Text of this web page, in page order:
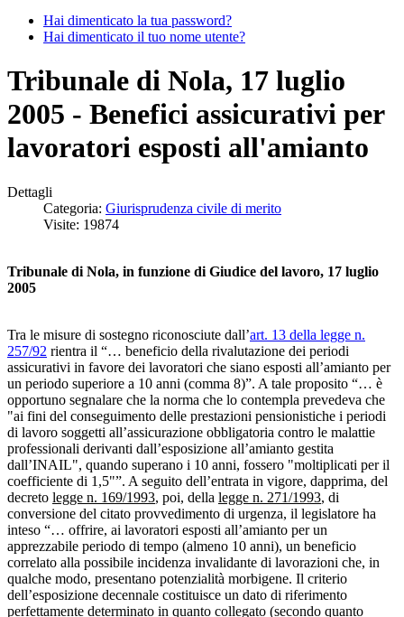
Hai dimenticato la tua password?
Hai dimenticato il tuo nome utente?
Tribunale di Nola, 17 luglio
2005 - Benefici assicurativi per
lavoratori esposti all'amianto
Dettagli
Categoria: Giurisprudenza civile di merito
Visite: 19874
Tribunale di Nola, in funzione di Giudice del lavoro, 17 luglio
2005
Tra le misure di sostegno riconosciute dall’art. 13 della legge n.
257/92 rientra il “… beneficio della rivalutazione dei periodi
assicurativi in favore dei lavoratori che siano esposti all’amianto per
un periodo superiore a 10 anni (comma 8)”. A tale proposito “… è
opportuno segnalare che la norma che lo contempla prevedeva che
"ai fini del conseguimento delle prestazioni pensionistiche i periodi
di lavoro soggetti all’assicurazione obbligatoria contro le malattie
professionali derivanti dall’esposizione all’amianto gestita
dall’INAIL", quando superano i 10 anni, fossero "moltiplicati per il
coefficiente di 1,5"”. A seguito dell’entrata in vigore, dapprima, del
decreto legge n. 169/1993, poi, della legge n. 271/1993, di
conversione del citato provvedimento di urgenza, il legislatore ha
inteso “… offrire, ai lavoratori esposti all’amianto per un
apprezzabile periodo di tempo (almeno 10 anni), un beneficio
correlato alla possibile incidenza invalidante di lavorazioni che, in
qualche modo, presentano potenzialità morbigene. Il criterio
dell’esposizione decennale costituisce un dato di riferimento
perfettamente determinato in quanto collegato (secondo quanto